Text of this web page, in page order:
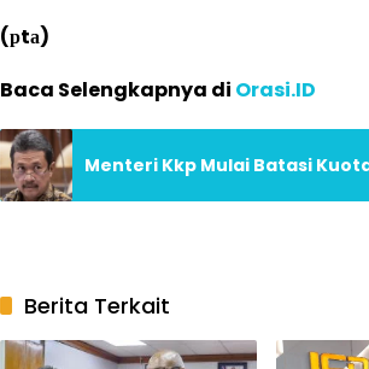
(рtа)
Baca Selengkapnya di Orasi.ID
Menteri Kkp Mulai Batasi
Berita Terkait